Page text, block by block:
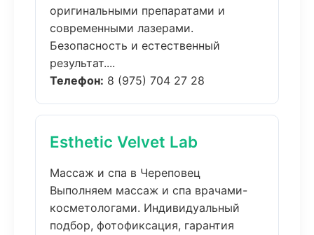
оригинальными препаратами и
современными лазерами.
Безопасность и естественный
результат....
Телефон: 8 (975) 704 27 28
Esthetic Velvet Lab
Массаж и спа в Череповец
Выполняем массаж и спа врачами-
косметологами. Индивидуальный
подбор, фотофиксация, гарантия